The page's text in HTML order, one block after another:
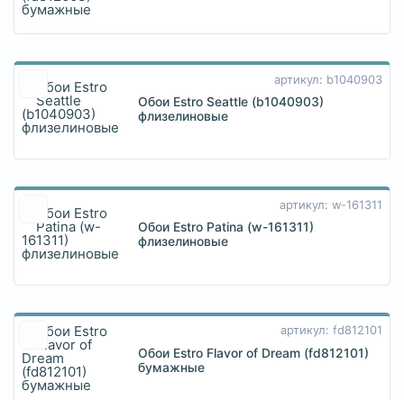
артикул: b1040903
Обои Estro Seattle (b1040903)
флизелиновые
артикул: w-161311
Обои Estro Patina (w-161311)
флизелиновые
артикул: fd812101
Обои Estro Flavor of Dream (fd812101)
бумажные